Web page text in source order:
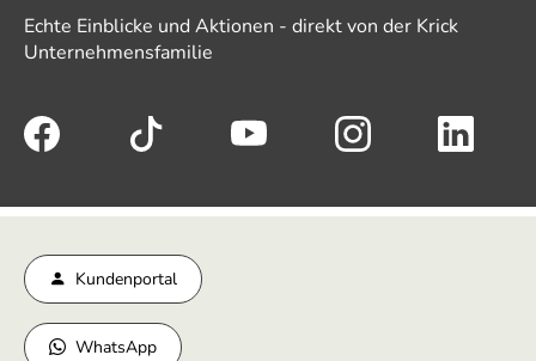
Echte Einblicke und Aktionen - direkt von der Krick
Unternehmensfamilie
Kundenportal
WhatsApp